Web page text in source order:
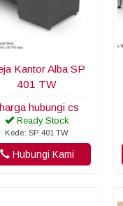
Kantor Alba SP
401 TW
hubungi cs
Ready Stock
Kode: SP 401 TW
Hubungi Kami